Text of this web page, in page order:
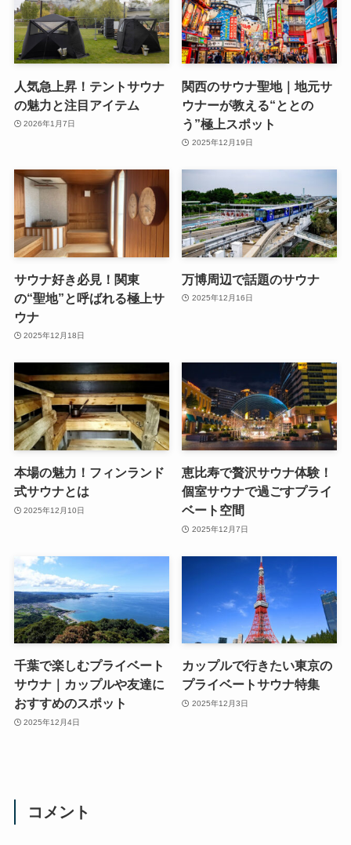
人気急上昇！テントサウナ
の魅力と注目アイテム
2026年1月7日
関西のサウナ聖地｜地元サ
ウナーが教える“ととの
う”極上スポット
2025年12月19日
サウナ好き必見！関東
の“聖地”と呼ばれる極上サ
ウナ
2025年12月18日
万博周辺で話題のサウナ
2025年12月16日
本場の魅力！フィンランド
式サウナとは
2025年12月10日
恵比寿で贅沢サウナ体験！
個室サウナで過ごすプライ
ベート空間
2025年12月7日
千葉で楽しむプライベート
サウナ｜カップルや友達に
おすすめのスポット
2025年12月4日
カップルで行きたい東京の
プライベートサウナ特集
2025年12月3日
コメント